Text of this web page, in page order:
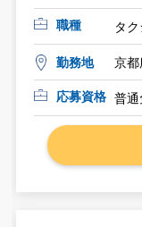
職種
タ
勤務地
京
応募資格 普